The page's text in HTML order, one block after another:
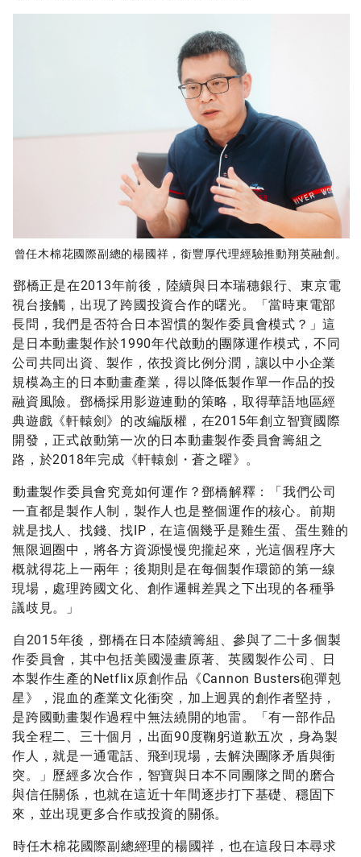
曾任木棉花國際副總的楊國祥，銜豐厚代理經驗推動翔英融創。
鄧橋正是在2013年前後，陸續與日本瑞穗銀行、東京電
視台接觸，出現了跨國投資合作的曙光。「當時東電部
長問，我們是否符合日本習慣的製作委員會模式？」這
是日本動畫製作於1990年代啟動的團隊運作模式，不同
公司共同出資、製作，依投資比例分潤，讓以中小企業
規模為主的日本動畫產業，得以降低製作單一作品的投
融資風險。鄧橋採用影遊連動的策略，取得華語地區經
典遊戲《軒轅劍》的改編版權，在2015年創立智寶國際
開發，正式啟動第一次的日本動畫製作委員會籌組之
路，於2018年完成《軒轅劍・蒼之曜》。
動畫製作委員會究竟如何運作？鄧橋解釋：「我們公司
一直都是製作人制，製作人也是整個運作的核心。前期
就是找人、找錢、找IP，在這個幾乎是雞生蛋、蛋生雞的
無限迴圈中，將各方資源慢慢兜攏起來，光這個程序大
概就得花上一兩年；後期則是在每個製作環節的第一線
現場，處理跨國文化、創作邏輯差異之下出現的各種爭
議歧見。」
自2015年後，鄧橋在日本陸續籌組、參與了二十多個製
作委員會，其中包括美國漫畫原著、英國製作公司、日
本製作生產的Netflix原創作品《Cannon Busters砲彈剋
星》，混血的產業文化衝突，加上迥異的創作者堅持，
是跨國動畫製作過程中無法繞開的地雷。「有一部作品
我全程二、三十個月，出面90度鞠躬道歉五次，身為製
作人，就是一通電話、飛到現場，去解決團隊矛盾與衝
突。」歷經多次合作，智寶與日本不同團隊之間的磨合
與信任關係，也就在這近十年間逐步打下基礎、穩固下
來，並出現更多合作或投資的關係。
時任木棉花國際副總經理的楊國祥，也在這段日本尋求